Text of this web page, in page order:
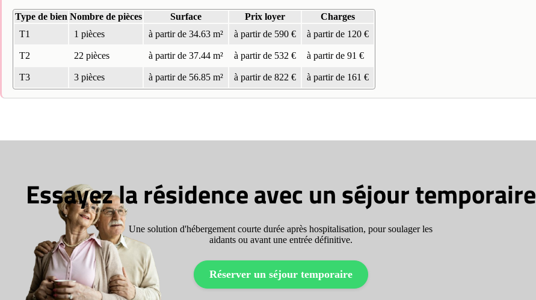
Type de bien Nombre de pièces Surface Prix loyer
Charges
T1
1 pièces à partir de 34.63 m² à partir de 590 € à partir de 120 €
T2 22 pièces à partir de 37.44 m² à partir de 532 € à partir de 91 €
T3 3 pièces à partir de 56.85 m² à partir de 822 € à partir de 161 €
Essayez la résidence avec un séjour temporaire
Une solution d'hébergement courte durée après hospitalisation, pour soulager les
aidants ou avant une entrée définitive.
Réserver un séjour temporaire